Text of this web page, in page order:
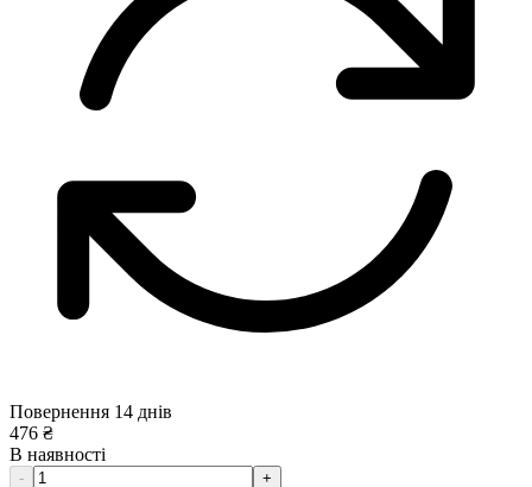
Повернення 14 днів
476 ₴
В наявності
-
+